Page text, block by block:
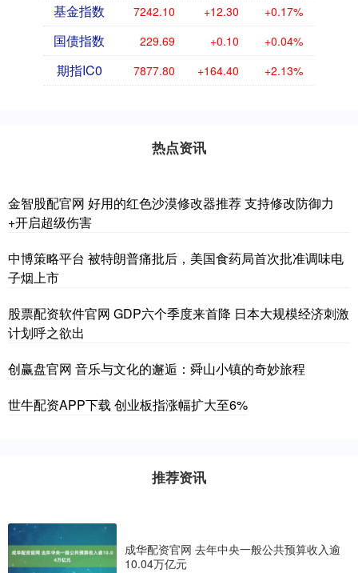
基金指数 7242.10 +12.30 +0.17%
国债指数 229.69 +0.10 +0.04%
期指IC0 7877.80 +164.40 +2.13%
热点资讯
金智股配官网 好用的红色沙漠修改器推荐 支持修改防御力
+开启超级伤害
中博策略平台 被特朗普痛批后，美国食药局首次批准调味电
子烟上市
股票配资软件官网 GDP六个季度来首降 日本大规模经济刺激
计划呼之欲出
创赢盘官网 音乐与文化的邂逅：舜山小镇的奇妙旅程
世牛配资APP下载 创业板指涨幅扩大至6%
推荐资讯
成华配资官网 去年中央一般公共预算收入逾
10.04万亿元